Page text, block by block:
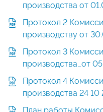
производства от
Протокол 2
производству от
Протокол 3
производства_от
Протокол 4
производства 24 10